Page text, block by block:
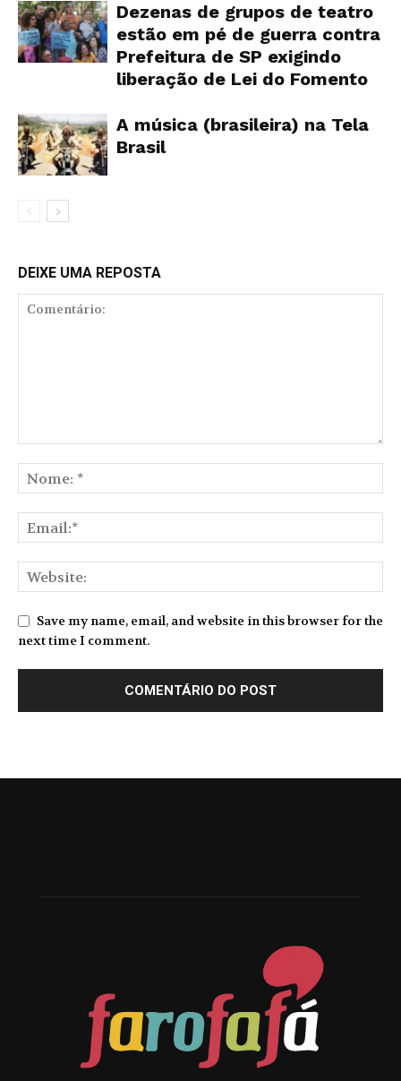
Dezenas de grupos de teatro
estão em pé de guerra contra
Prefeitura de SP exigindo
liberação de Lei do Fomento
A música (brasileira) na Tela
Brasil
DEIXE UMA REPOSTA
Save my name, email, and website in this browser for the
next time I comment.